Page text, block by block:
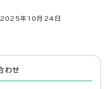
年10月24日
わせ